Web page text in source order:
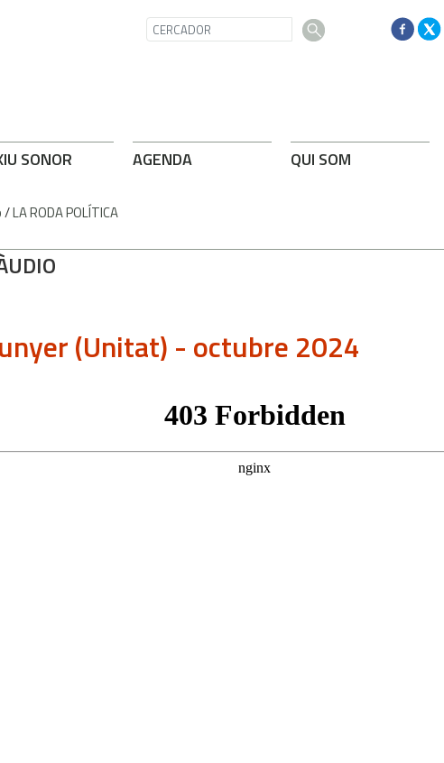
SONOR AGENDA QUI SOM
/LA RODA POLÍTICA
(Unitat) - octubre 2024